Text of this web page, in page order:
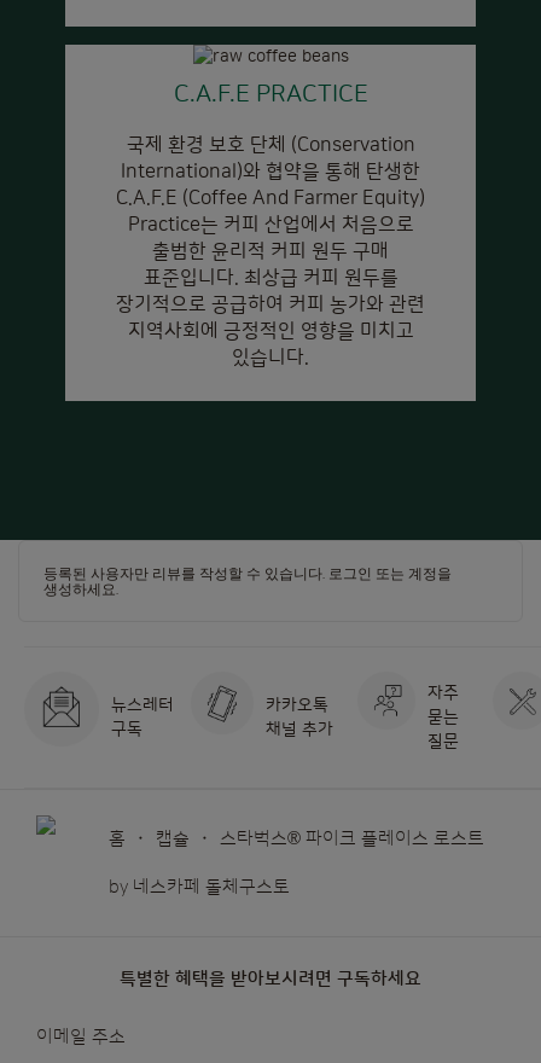
C.A.F.E PRACTICE
국제 환경 보호 단체 (Conservation
International)와 협약을 통해 탄생한
C.A.F.E (Coffee And Farmer Equity)
Practice는 커피 산업에서 처음으로
출범한 윤리적 커피 원두 구매
표준입니다. 최상급 커피 원두를
장기적으로 공급하여 커피 농가와 관련
지역사회에 긍정적인 영향을 미치고
있습니다.
등록된 사용자만 리뷰를 작성할 수 있습니다. 로그인 또는 계정을
생성하세요
뉴스레터
구독
카카오톡
채널 추가
자주
묻는
질문
홈 캡슐 스타벅스® 파이크 플레이스 로스트
by 네스카페 돌체구스토
특별한 혜택을 받아보시려면 구독하세요
뉴스레터를
받아보겠습니다:
이메일 주소